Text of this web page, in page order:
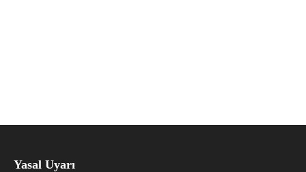
Yasal Uyarı